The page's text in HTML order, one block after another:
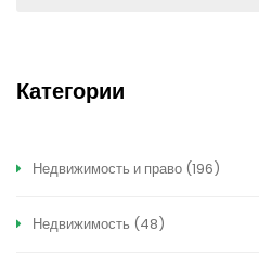
Категории
Недвижимость и право (196)
Недвижимость (48)